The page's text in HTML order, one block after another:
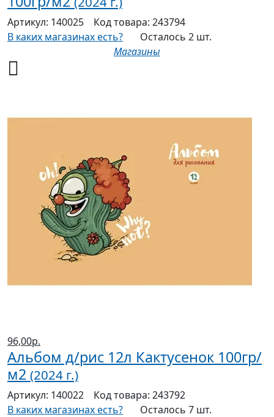
Артикул: 140025 Код товара: 243794
В каких магазинах есть?
Осталось 2 шт.
Магазины
96,00р.
Альбом д/рис 12л Кактусенок 100гр/
м2 (2024 г.)
Артикул: 140022 Код товара: 243792
В каких магазинах есть?
Осталось 7 шт.